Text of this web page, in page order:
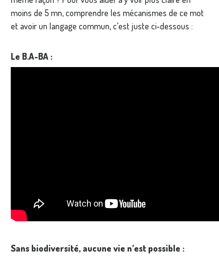
moins de 5 mn, comprendre les mécanismes de ce mot
et avoir un langage commun, c’est juste ci-dessous :
Le B.A-BA :
Sans biodiversité, aucune vie n’est possible :